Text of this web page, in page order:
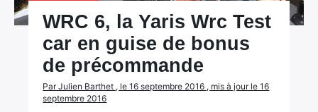
WRC 6, la Yaris Wrc Test
car en guise de bonus
de précommande
Par Julien Barthet , le 16 septembre 2016 , mis à jour le 16
septembre 2016